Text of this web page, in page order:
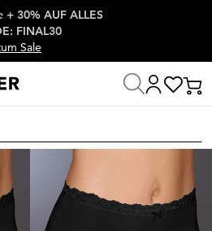
direkt zum Content
+ 30% AUF ALLES
FINAL30
Sale